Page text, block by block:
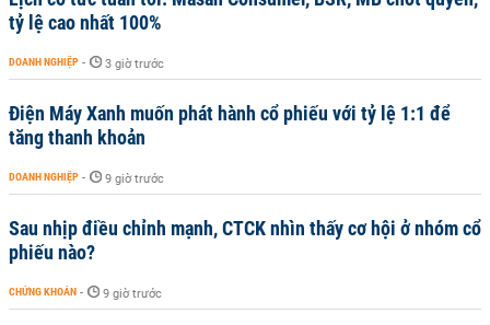
tỷ lệ cao nhất 100%
DOANH NGHIỆP - 3 giờ trước
Điện Máy Xanh muốn phát hành cổ phiếu với tỷ lệ 1:1 để
tăng thanh khoản
DOANH NGHIỆP - 9 giờ trước
Sau nhịp điều chỉnh mạnh, CTCK nhìn thấy cơ hội ở nhóm cổ
phiếu nào?
CHỨNG KHOÁN - 9 giờ trước